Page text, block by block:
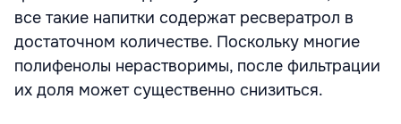
все такие напитки содержат ресвератрол в
достаточном количестве. Поскольку многие
полифенолы нерастворимы, после фильтрации
их доля может существенно снизиться.